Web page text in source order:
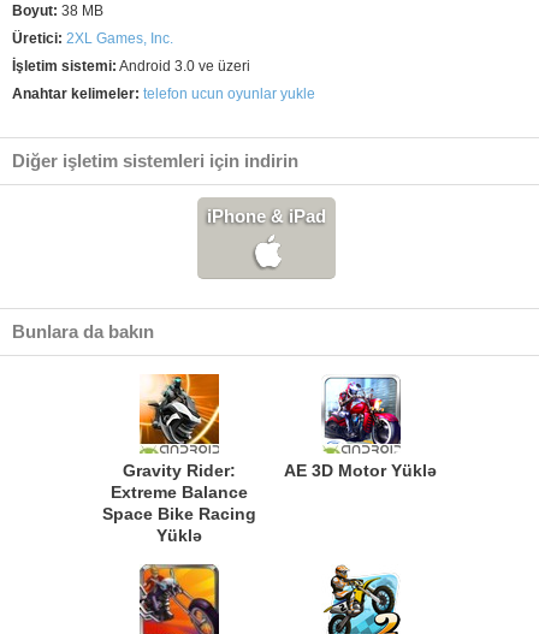
Boyut: 38 MB
Üretici: 2XL Games, Inc.
İşletim sistemi: Android 3.0 ve üzeri
Anahtar kelimeler: telefon ucun oyunlar yukle
Diğer işletim sistemleri için indirin
iPhone & iPad
Bunlara da bakın
Gravity Rider:
Extreme Balance
Space Bike Racing
Yüklə
AE 3D Motor Yüklə